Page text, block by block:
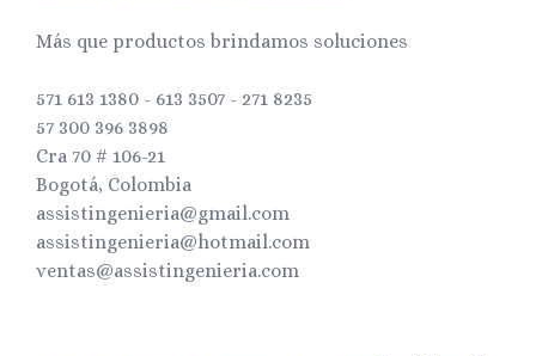
Más que productos brindamos soluciones
571 613 1380 - 613 3507 - 271 8235
57 300 396 3898
Cra 70 # 106-21
Bogotá, Colombia
assistingenieria@gmail.com
assistingenieria@hotmail.com
ventas@assistingenieria.com